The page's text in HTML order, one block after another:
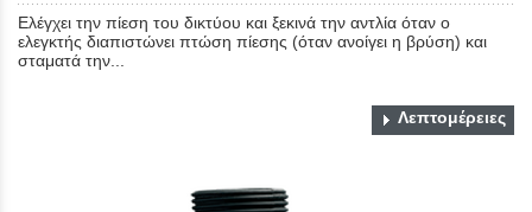
Ελέγχει την πίεση του δικτύου και ξεκινά την αντλία όταν ο
ελεγκτής διαπιστώνει πτώση πίεσης (όταν ανοίγει η βρύση) και
σταματά την...
Λεπτομέρειες